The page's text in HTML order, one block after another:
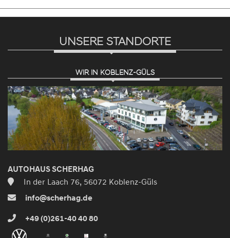
UNSERE STANDORTE
WIR IN KOBLENZ-GÜLS
AUTOHAUS SCHERHAG
In der Laach 76, 56072 Koblenz-Güls
info@scherhag.de
+49 (0)261-40 40 80